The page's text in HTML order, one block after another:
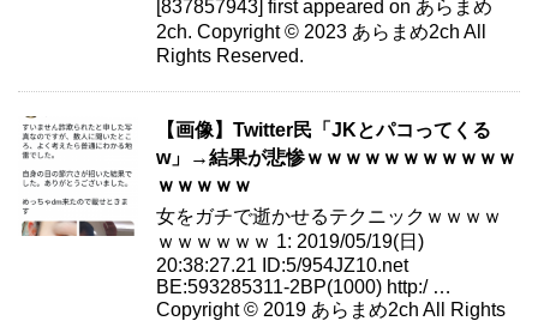
[837857943] first appeared on あらまめ
2ch. Copyright © 2023 あらまめ2ch All
Rights Reserved.
【画像】Twitter民「JKとパコってくる
w」→結果が悲惨ｗｗｗｗｗｗｗｗｗｗｗ
ｗｗｗｗｗ
女をガチで逝かせるテクニックｗｗｗｗ
ｗｗｗｗｗｗ 1: 2019/05/19(日)
20:38:27.21 ID:5/954JZ10.net
BE:593285311-2BP(1000) http:/ …
Copyright © 2019 あらまめ2ch All Rights